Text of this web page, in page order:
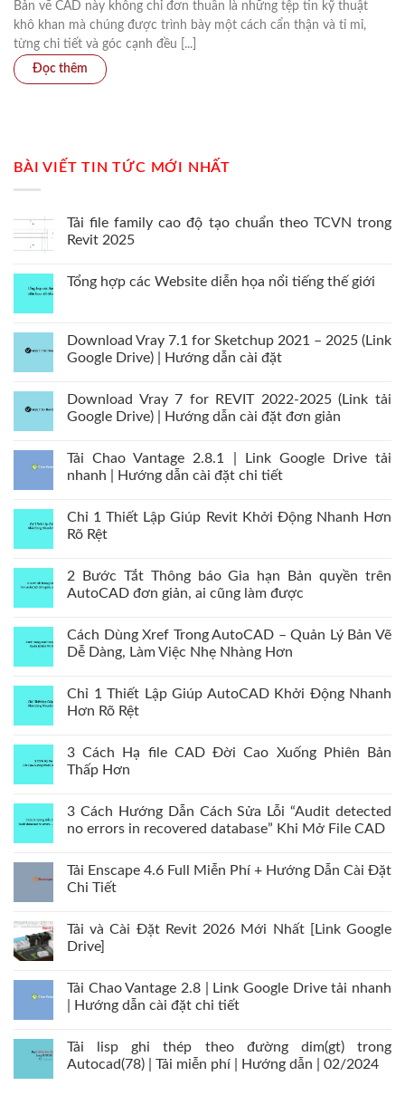
Bản vẽ CAD này không chỉ đơn thuần là những tệp tin kỹ thuật
khô khan mà chúng được trình bày một cách cẩn thận và tỉ mỉ,
từng chi tiết và góc cạnh đều [...]
BÀI VIẾT TIN TỨC MỚI NHẤT
Tải file family cao độ tạo chuẩn theo TCVN trong
Revit 2025
Tổng hợp các Website diễn họa nổi tiếng thế giới
Download Vray 7.1 for Sketchup 2021 – 2025 (Link
Google Drive) | Hướng dẫn cài đặt
Download Vray 7 for REVIT 2022-2025 (Link tải
Google Drive) | Hướng dẫn cài đặt đơn giản
Tải Chao Vantage 2.8.1 | Link Google Drive tải
nhanh | Hướng dẫn cài đặt chi tiết
Chỉ 1 Thiết Lập Giúp Revit Khởi Động Nhanh Hơn
Rõ Rệt
2 Bước Tắt Thông báo Gia hạn Bản quyền trên
AutoCAD đơn giản, ai cũng làm được
Cách Dùng Xref Trong AutoCAD – Quản Lý Bản Vẽ
Dễ Dàng, Làm Việc Nhẹ Nhàng Hơn
Chỉ 1 Thiết Lập Giúp AutoCAD Khởi Động Nhanh
Hơn Rõ Rệt
3 Cách Hạ file CAD Đời Cao Xuống Phiên Bản
Thấp Hơn
3 Cách Hướng Dẫn Cách Sửa Lỗi “Audit detected
no errors in recovered database” Khi Mở File CAD
Tải Enscape 4.6 Full Miễn Phí + Hướng Dẫn Cài Đặt
Chi Tiết
Tải và Cài Đặt Revit 2026 Mới Nhất [Link Google
Drive]
Tải Chao Vantage 2.8 | Link Google Drive tải nhanh
| Hướng dẫn cài đặt chi tiết
Tải lisp ghi thép theo đường dim(gt) trong
Autocad(78) | Tải miễn phí | Hướng dẫn | 02/2024